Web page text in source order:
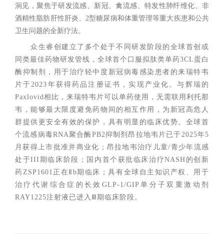
洞见，聚焦于研发流感、新冠、禽流感、特发性肺纤维化、非
酒精性脂肪肝性肝炎、2型糖尿病和体重管理等重大疾患和公共
卫生问题的全新疗法。
众生睿创建立了多个处于不同研发阶段的全球首创或
同类最佳药物研发管线，全球首个口服拟肽类单药3CL蛋白
酶抑制剂，用于治疗轻中度新冠病毒感染患者的来瑞特韦
片于2023年获得药品注册证书，实现产业化。与辉瑞的
Paxlovid相比，来瑞特韦片可以单药使用，无需联用利托那
韦，能够最大限度避免药物间的相互作用，为新冠高危人
群提供更安全有效的保护，具有明显的临床优势。全球首
个流感病毒RNA聚合酶PB2抑制剂昂拉地韦片已于2025年5
月获得上市批准并商业化；昂拉地韦治疗儿童/青少年流感
处于III期临床阶段；国内首个获批临床治疗NASH的创新
药ZSP1601正在Ⅱb期临床；具有全球自主知识产权、用于
治疗代谢综合症的长效GLP-1/GIP单分子双重激动剂
RAY1225注射液已进入Ⅲ期临床阶段。